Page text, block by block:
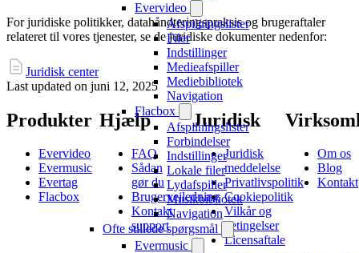
Evervideo
Afspilningslister
Filer
Indstillinger
Medieafspiller
Mediebibliotek
Navigation
Flacbox
Afspilningslister
Forbindelser
Indstillinger
Lokale filer
Lydafspiller
Musikbibliotek
Navigation
Ofte stillede spørgsmål
Evermusic
For juridiske politikker, datahåndteringspraksis og brugeraftaler
relateret til vores tjenester, se de juridiske dokumenter nedenfor:
Juridisk center
Last updated on juni 12, 2025
Produkter
Evervideo
Evermusic
Evertag
Flacbox
Hjælp
FAQ
Sådan
gør du
Brugervejledning
Kontakt
support
Juridisk
Juridisk
meddelelse
Privatlivspolitik
Cookiepolitik
Vilkår og
betingelser
Licensaftale
Om os
Blog
Kontakt